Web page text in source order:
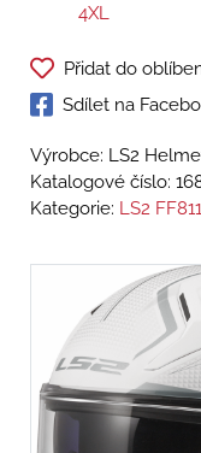
4XL
Přidat do
Sdílet na
Výrobce: LS2
Katalogové číslo:
Kategorie: LS2